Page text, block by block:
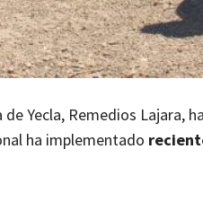
Yecla, Remedios Lajara,
ha implementado